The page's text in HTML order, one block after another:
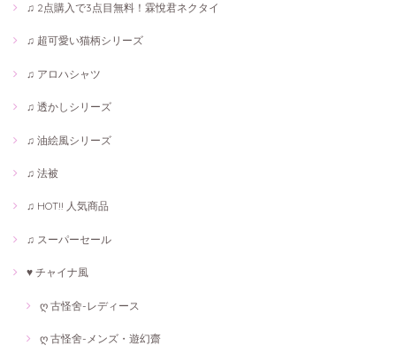
♫ 2点購入で3点目無料！霖悅君ネクタイ
♫ 超可愛い猫柄シリーズ
♫ アロハシャツ
♫ 透かしシリーズ
♫ 油絵風シリーズ
♫ 法被
♫ HOT!! 人気商品
♫ スーパーセール
♥ チャイナ風
ღ 古怪舍-レディース
ღ 古怪舍-メンズ・遊幻齋